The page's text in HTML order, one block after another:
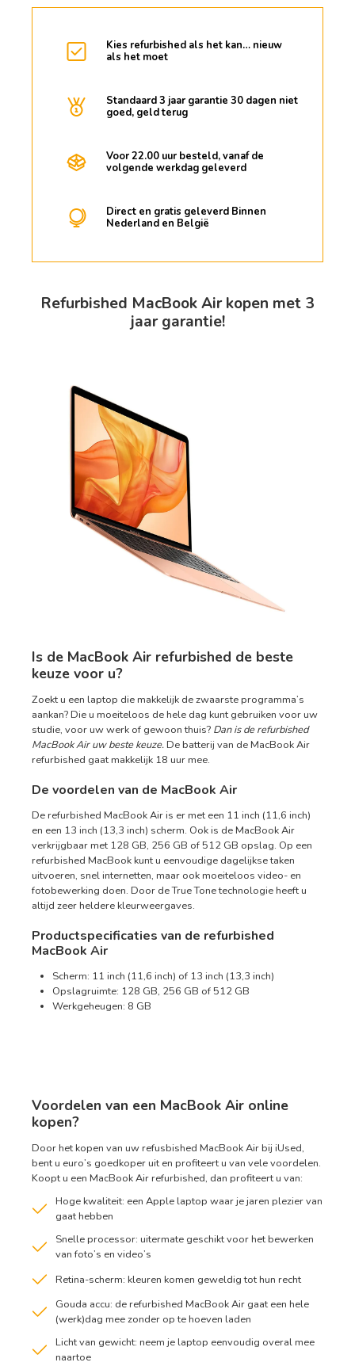
Kies refurbished als het kan… nieuw
als het moet
Standaard 3 jaar garantie 30 dagen niet
goed, geld terug
Voor 22.00 uur besteld, vanaf de
volgende werkdag geleverd
Direct en gratis geleverd Binnen
Nederland en België
Refurbished MacBook Air kopen met 3
jaar garantie!
Is de MacBook Air refurbished de beste
keuze voor u?
Zoekt u een laptop die makkelijk de zwaarste programma’s
aankan? Die u moeiteloos de hele dag kunt gebruiken voor uw
studie, voor uw werk of gewoon thuis? Dan is de refurbished
MacBook Air uw beste keuze. De batterij van de MacBook Air
refurbished gaat makkelijk 18 uur mee.
De voordelen van de MacBook Air
De refurbished MacBook Air is er met een 11 inch (11,6 inch)
en een 13 inch (13,3 inch) scherm. Ook is de MacBook Air
verkrijgbaar met 128 GB, 256 GB of 512 GB opslag. Op een
refurbished MacBook kunt u eenvoudige dagelijkse taken
uitvoeren, snel internetten, maar ook moeiteloos video- en
fotobewerking doen. Door de True Tone technologie heeft u
altijd zeer heldere kleurweergaves.
Productspecificaties van de refurbished
MacBook Air
Scherm: 11 inch (11,6 inch) of 13 inch (13,3 inch)
Opslagruimte: 128 GB, 256 GB of 512 GB
Werkgeheugen: 8 GB
Voordelen van een MacBook Air online
kopen?
Door het kopen van uw refusbished MacBook Air bij iUsed,
bent u euro’s goedkoper uit en profiteert u van vele voordelen.
Koopt u een MacBook Air refurbished, dan profiteert u van:
Hoge kwaliteit: een Apple laptop waar je jaren plezier van
gaat hebben
Snelle processor: uitermate geschikt voor het bewerken
van foto’s en video’s
Retina-scherm: kleuren komen geweldig tot hun recht
Gouda accu: de refurbished MacBook Air gaat een hele
(werk)dag mee zonder op te hoeven laden
Licht van gewicht: neem je laptop eenvoudig overal mee
naartoe